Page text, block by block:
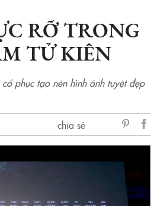
RỠ TRONG
TỬ KIÊN
phục tạo nên hình ảnh tuyệt đẹp
chia sẻ